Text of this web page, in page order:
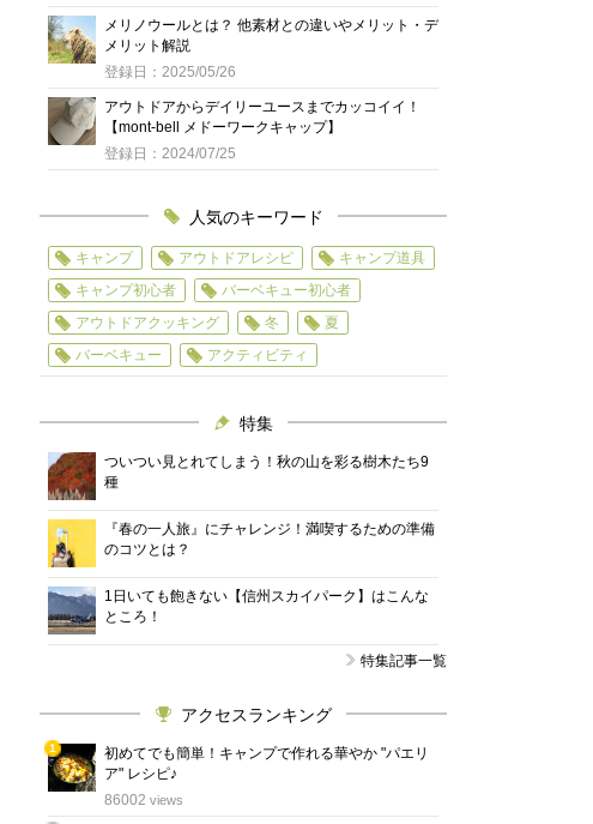
メリノウールとは？ 他素材との違いやメリット・デ
メリット解説
登録日：2025/05/26
アウトドアからデイリーユースまでカッコイイ！
【mont-bell メドーワークキャップ】
登録日：2024/07/25
人気のキーワード
キャンプ アウトドアレシピ
キャンプ道具
キャンプ初心者
バーベキュー初心者
アウトドアクッキング
冬
夏
バーベキュー
アクティビティ
特集
ついつい見とれてしまう！秋の山を彩る樹木たち9
種
『春の一人旅』にチャレンジ！満喫するための準備
のコツとは？
1日いても飽きない【信州スカイパーク】はこんな
ところ！
特集記事一覧
アクセスランキング
1
位
初めてでも簡単！キャンプで作れる華やか "パエリ
ア" レシピ♪
86002 views